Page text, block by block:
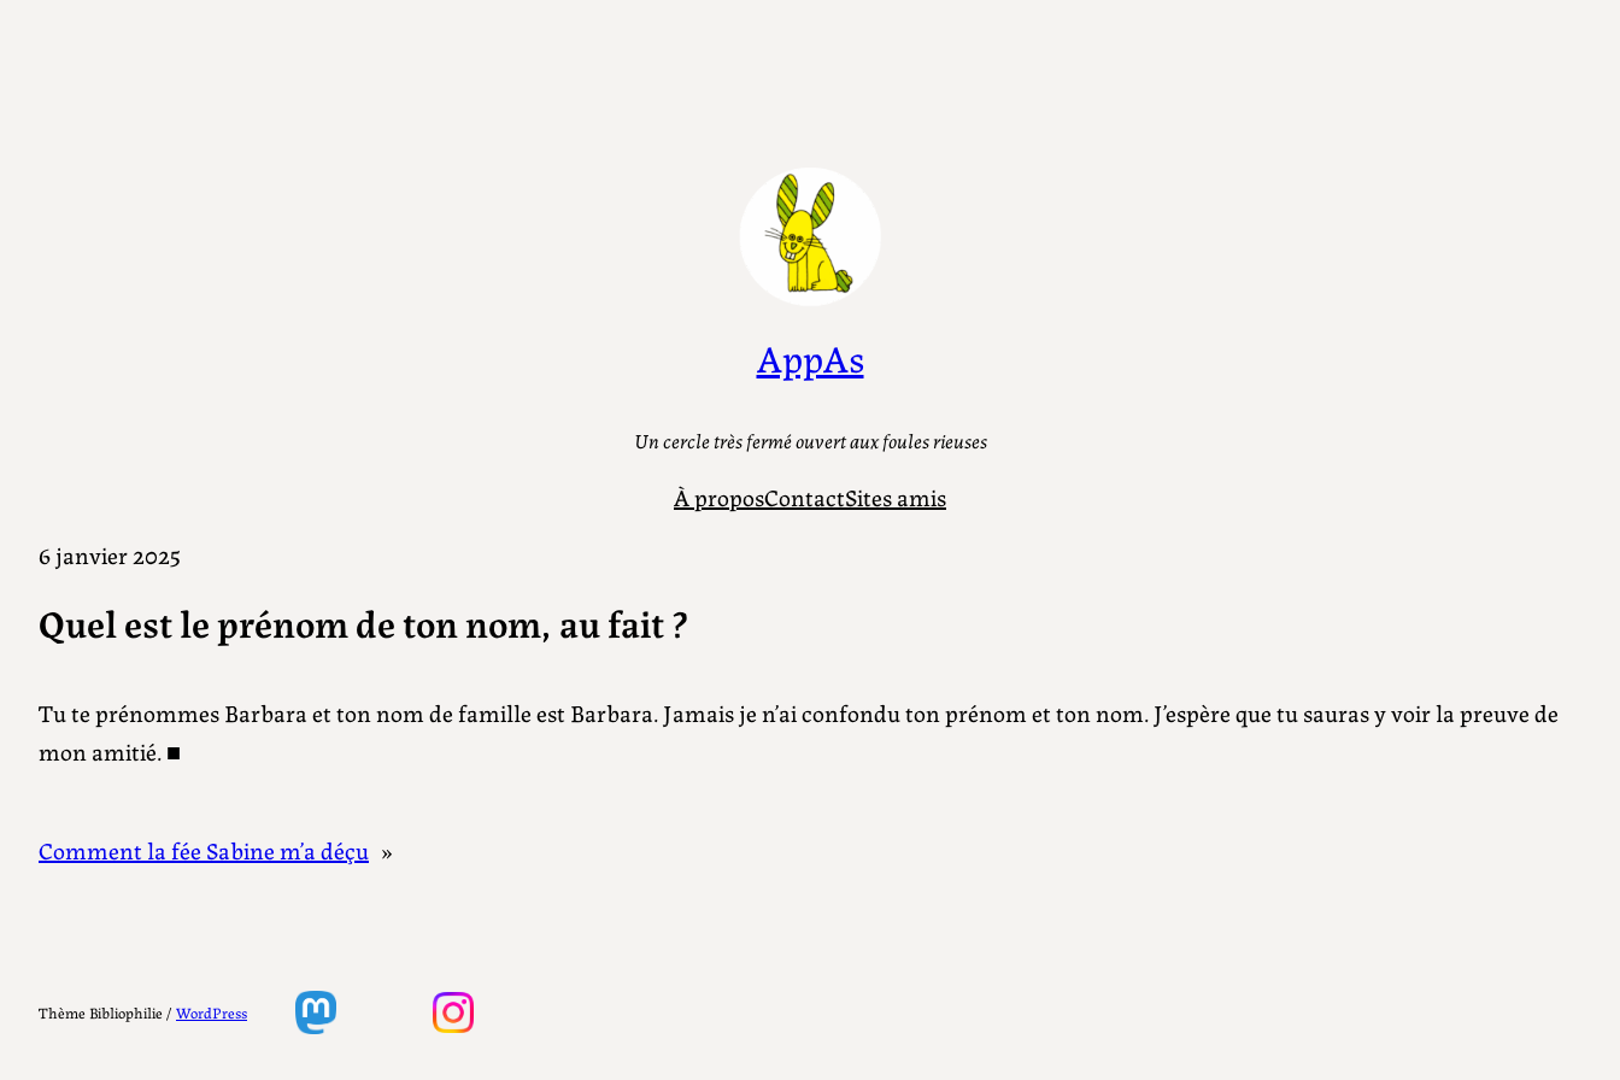
AppAs
Un cercle très fermé ouvert aux foules rieuses
À proposContactSites amis
6 janvier 2025
Quel est le prénom de ton nom, au fait ?
Tu te prénommes Barbara et ton nom de famille est Barbara. Jamais je n’ai confondu ton prénom et ton nom. J’espère que tu sauras y voir la preuve de
mon amitié. ■
Comment la fée Sabine m’a déçu »
Thème Bibliophilie / WordPress